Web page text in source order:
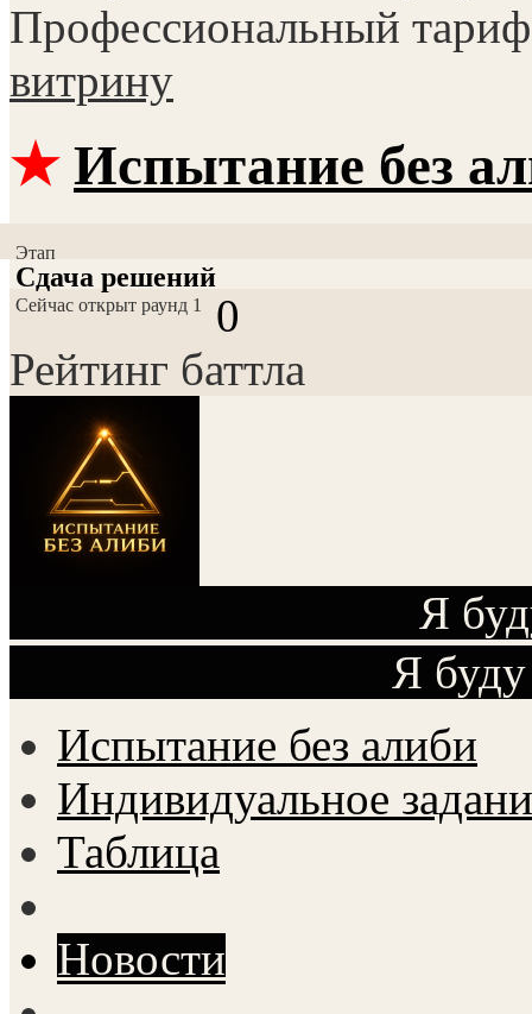
Профессиональный
витрину
★ Испытание без
Этап
Сдача решений
Сейчас открыт раунд 1
0
Рейтинг баттла
Я
Я буду
Испытание без алиби
Индивидуальное
Таблица
Новости